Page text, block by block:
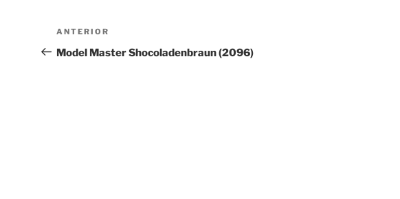
Navegación
de
Entrada
anterior:
ANTERIOR
Model Master Shocoladenbraun (2096)